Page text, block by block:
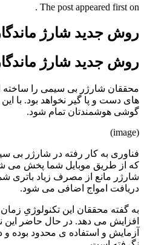
The post appeared first on .
روش جدید شارژ
روش جدید شارژ
محققان شارژر بی سیمی را ساخته
های دست و پا گیر نخواهد بود. با
گوشی هوشمندتان تمام شود.
(image)
فناوری به کار رفته در شارژر بی
که از طریق موبایل شما پخش می
شارژر مانع از مصرف زیاد باتری
دریافت امواج اضافی می شود.
افزایش می دهد. در حال حاضر
آزمایش و استفاده ی محدود بوده و